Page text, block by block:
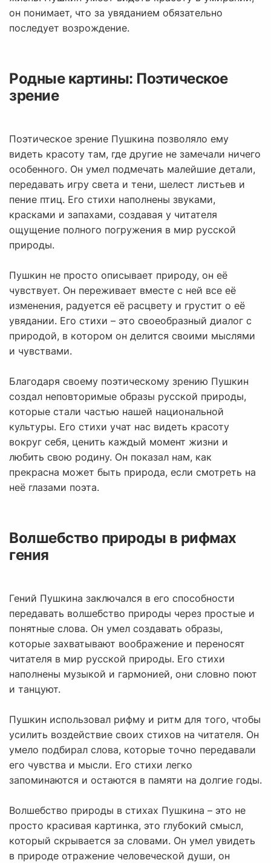
он понимает, что за увяданием обязательно
последует возрождение.
Родные картины: Поэтическое
зрение
Поэтическое зрение Пушкина позволяло ему
видеть красоту там, где другие не замечали ничего
особенного. Он умел подмечать малейшие детали,
передавать игру света и тени, шелест листьев и
пение птиц. Его стихи наполнены звуками,
красками и запахами, создавая у читателя
ощущение полного погружения в мир русской
природы.
Пушкин не просто описывает природу, он её
чувствует. Он переживает вместе с ней все её
изменения, радуется её расцвету и грустит о её
увядании. Его стихи – это своеобразный диалог с
природой, в котором он делится своими мыслями
и чувствами.
Благодаря своему поэтическому зрению Пушкин
создал неповторимые образы русской природы,
которые стали частью нашей национальной
культуры. Его стихи учат нас видеть красоту
вокруг себя, ценить каждый момент жизни и
любить свою родину. Он показал нам, как
прекрасна может быть природа, если смотреть на
неё глазами поэта.
Волшебство природы в рифмах
гения
Гений Пушкина заключался в его способности
передавать волшебство природы через простые и
понятные слова. Он умел создавать образы,
которые захватывают воображение и переносят
читателя в мир русской природы. Его стихи
наполнены музыкой и гармонией, они словно поют
и танцуют.
Пушкин использовал рифму и ритм для того, чтобы
усилить воздействие своих стихов на читателя. Он
умело подбирал слова, которые точно передавали
его чувства и мысли. Его стихи легко
запоминаются и остаются в памяти на долгие годы.
Волшебство природы в стихах Пушкина – это не
просто красивая картинка, это глубокий смысл,
который скрывается за словами. Он умел увидеть
в природе отражение человеческой души, он